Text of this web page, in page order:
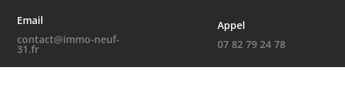
Email
contact@immo-neuf-
31.fr
Appel
07 82 79 24 78